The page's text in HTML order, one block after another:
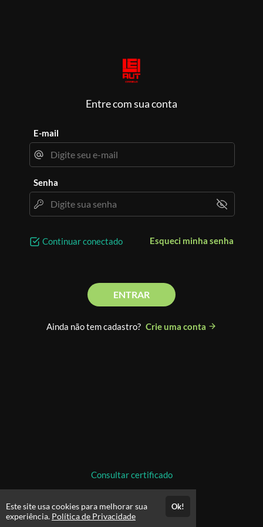
Entre com sua conta
E-mail
Senha
Continuar conectado Esqueci minha senha
ENTRAR
Ainda não tem cadastro? Crie uma conta
Consultar certificado
Este site usa cookies para melhorar sua
experiência. Política de Privacidade
Ok!